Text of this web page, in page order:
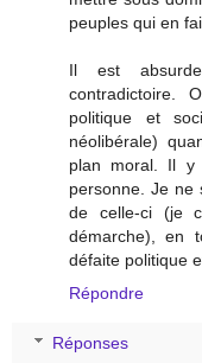
peuples qui en
Il est
contradictoire.
politique et
néolibérale)
plan moral. Il y
personne. Je ne
de celle-ci (je
démarche), en
défaite politique
Répondre
Réponses